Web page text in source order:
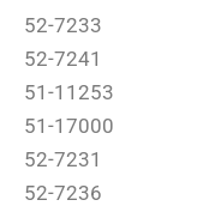
52-7233
52-7241
51-11253
51-17000
52-7231
52-7236